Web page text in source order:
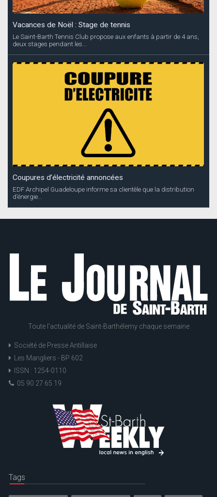
Vacances de Noël : Stage de tennis
Le Saint-Barth Tennis Club propose aux enfants à partir de 4 ans,
deux stages pendant les...
Coupures d’électricité annoncées
EDF Archipel Guadeloupe informe sa clientèle que la distribution
d’énergie...
Toute l'actualité de Saint-Barthélemy chaque semaine
Société de Presse Antillaise
Les Mangliers - BP 602
ISSN : 1254-0110
05 90 27 65 19
Tags